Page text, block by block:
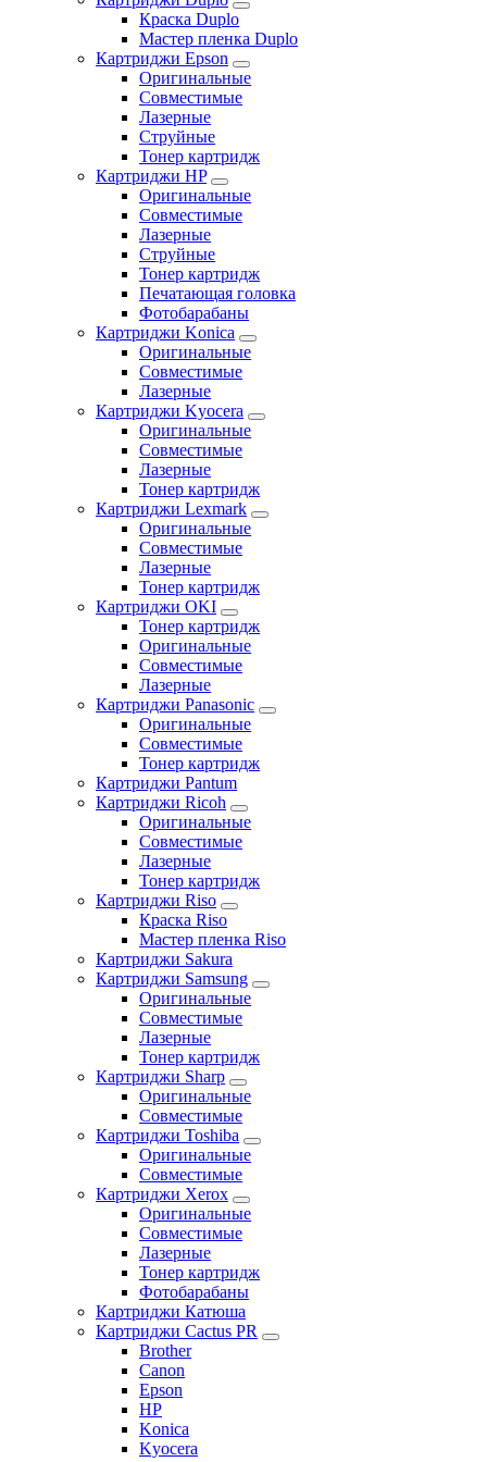
Краска Duplo
Мастер пленка Duplo
Картриджи Epson
Оригинальные
Совместимые
Лазерные
Струйные
Тонер картридж
Картриджи HP
Оригинальные
Совместимые
Лазерные
Струйные
Тонер картридж
Печатающая головка
Фотобарабаны
Картриджи Konica
Оригинальные
Совместимые
Лазерные
Картриджи Kyocera
Оригинальные
Совместимые
Лазерные
Тонер картридж
Картриджи Lexmark
Оригинальные
Совместимые
Лазерные
Тонер картридж
Картриджи OKI
Тонер картридж
Оригинальные
Совместимые
Лазерные
Картриджи Panasonic
Оригинальные
Совместимые
Тонер картридж
Картриджи Pantum
Картриджи Ricoh
Оригинальные
Совместимые
Лазерные
Тонер картридж
Картриджи Riso
Краска Riso
Мастер пленка Riso
Картриджи Sakura
Картриджи Samsung
Оригинальные
Совместимые
Лазерные
Тонер картридж
Картриджи Sharp
Оригинальные
Совместимые
Картриджи Toshiba
Оригинальные
Совместимые
Картриджи Xerox
Оригинальные
Совместимые
Лазерные
Тонер картридж
Фотобарабаны
Картриджи Катюша
Картриджи Cactus PR
Brother
Canon
Epson
HP
Konica
Kyocera